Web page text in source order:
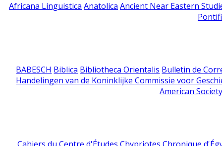
Africana Linguistica Anatolica Ancient Near Eastern
BABESCH Biblica Bibliotheca Orientalis Bulletin de
Handelingen van de Koninklijke Commissie voor
American